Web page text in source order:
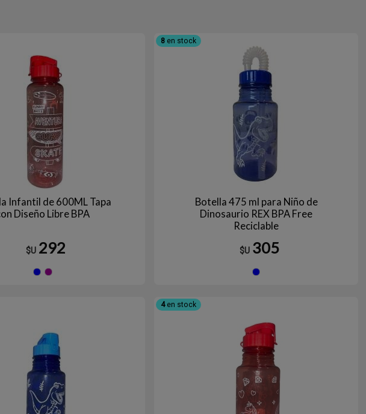
Infantil de 600ML Tapa
Diseño Libre BPA
$U 292
8en stock
Botella 475 ml para Niño de
Dinosaurio REX BPA Free
Reciclable
$U 305
4en stock